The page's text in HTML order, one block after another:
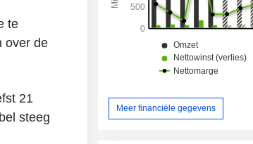
te
over de
21
steeg
Meer financiële gegevens